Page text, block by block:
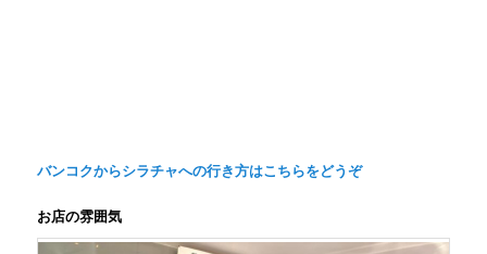
バンコクからシラチャへの行き方はこちらをどうぞ
お店の雰囲気